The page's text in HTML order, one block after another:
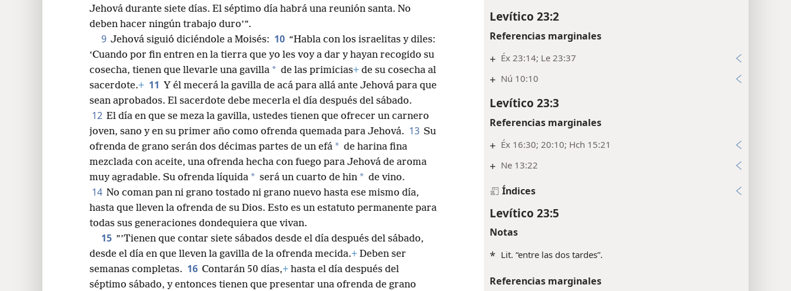
Levítico 23:2
Referencias marginales
+ Éx 23:14; Le 23:37
+ Nú 10:10
Levítico 23:3
Referencias marginales
+ Éx 16:30; 20:10; Hch 15:21
+ Ne 13:22
Índices
Levítico 23:5
Notas
* Lit. “entre las dos tardes”.
Referencias marginales
Jehová durante siete días. El séptimo día habrá una reunión santa. No
deben hacer ningún trabajo duro’”.
9 Jehová siguió diciéndole a Moisés: 10 “Habla con los israelitas y diles:
‘Cuando por fin entren en la tierra que yo les voy a dar y hayan recogido su
cosecha, tienen que llevarle una gavilla * de las primicias+ de su cosecha al
sacerdote.+ 11 Y él mecerá la gavilla de acá para allá ante Jehová para que
sean aprobados. El sacerdote debe mecerla el día después del sábado.
12 El día en que se meza la gavilla, ustedes tienen que ofrecer un carnero
joven, sano y en su primer año como ofrenda quemada para Jehová. 13 Su
ofrenda de grano serán dos décimas partes de un efá * de harina fina
mezclada con aceite, una ofrenda hecha con fuego para Jehová de aroma
muy agradable. Su ofrenda líquida * será un cuarto de hin * de vino.
14 No coman pan ni grano tostado ni grano nuevo hasta ese mismo día,
hasta que lleven la ofrenda de su Dios. Esto es un estatuto permanente para
todas sus generaciones dondequiera que vivan.
15 ”’Tienen que contar siete sábados desde el día después del sábado,
desde el día en que lleven la gavilla de la ofrenda mecida.+ Deben ser
semanas completas. 16 Contarán 50 días,+ hasta el día después del
séptimo sábado, y entonces tienen que presentar una ofrenda de grano